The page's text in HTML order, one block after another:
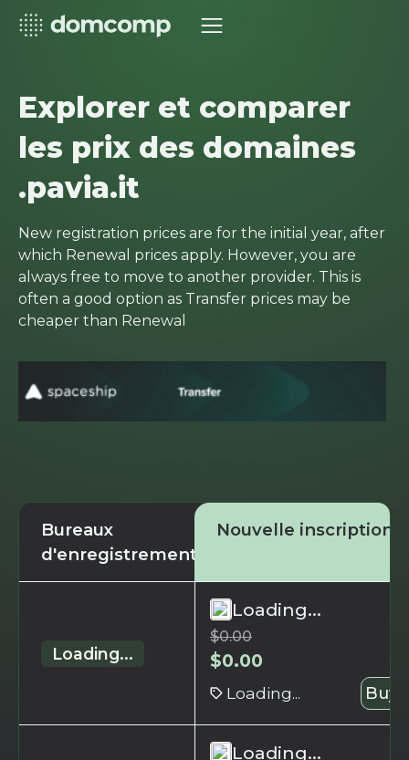
Explorer et comparer
les prix des domaines
.pavia.it
New registration prices are for the initial year, after
which Renewal prices apply. However, you are
always free to move to another provider. This is
often a good option as Transfer prices may be
cheaper than Renewal
Bureaux
d'enregistrement
Nouvelle inscription
Loading...
Loading...
$0.00
$0.00
Loading... Buy
Loading...